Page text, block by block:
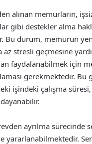
alınan memurların,
gibi destekler alma
Bu durum, memurun
stresli geçmesine
faydalanabilmek için
gerekmektedir. Bu
işindeki çalışma
ayrılma sürecinde
yararlanabilmektedir.